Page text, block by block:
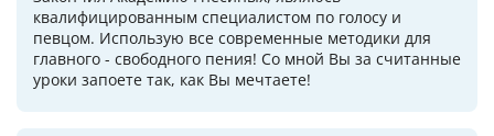
квалифицированным специалистом по голосу и
певцом. Использую все современные методики для
главного - свободного пения! Со мной Вы за считанные
уроки запоете так, как Вы мечтаете!